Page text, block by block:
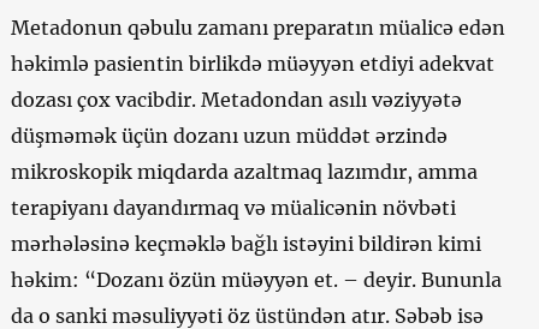
Metadonun qəbulu zamanı preparatın müalicə edən
həkimlə pasientin birlikdə müəyyən etdiyi adekvat
dozası çox vacibdir. Metadondan asılı vəziyyətə
düşməmək üçün dozanı uzun müddət ərzində
mikroskopik miqdarda azaltmaq lazımdır, amma
terapiyanı dayandırmaq və müalicənin növbəti
mərhələsinə keçməklə bağlı istəyini bildirən kimi
həkim: “Dozanı özün müəyyən et. – deyir. Bununla
da o sanki məsuliyyəti öz üstündən atır. Səbəb isə